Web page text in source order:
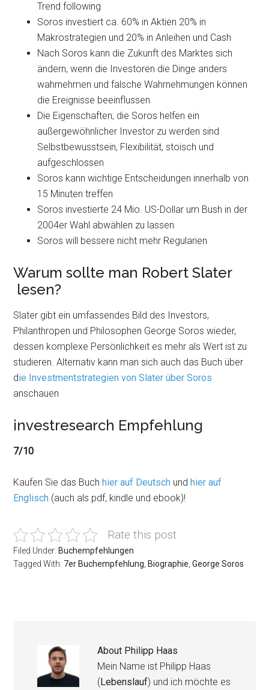
Trend following
Soros investiert ca. 60% in Aktien 20% in
Makrostrategien und 20% in Anleihen und Cash
Nach Soros kann die Zukunft des Marktes sich
ändern, wenn die Investoren die Dinge anders
wahrnehmen und falsche Wahrnehmungen können
die Ereignisse beeinflussen
Die Eigenschaften, die Soros helfen ein
außergewöhnlicher Investor zu werden sind
Selbstbewusstsein, Flexibilität, stoisch und
aufgeschlossen
Soros kann wichtige Entscheidungen innerhalb von
15 Minuten treffen
Soros investierte 24 Mio. US-Dollar um Bush in der
2004er Wahl abwählen zu lassen
Soros will bessere nicht mehr Regularien
Warum sollte man Robert Slater
lesen?
Slater gibt ein umfassendes Bild des Investors,
Philanthropen und Philosophen George Soros wieder,
dessen komplexe Persönlichkeit es mehr als Wert ist zu
studieren. Alternativ kann man sich auch das Buch über
die Investmentstrategien von Slater über Soros
anschauen
investresearch Empfehlung
7/10
Kaufen Sie das Buchhier auf Deutsch undhier auf
Englisch (auch als pdf, kindle und ebook)!
Rate this post
Filed Under: Buchempfehlungen
Tagged With: 7er Buchempfehlung Biographie ,George Soros
About Philipp Haas
Mein Name ist Philipp Haas
(Lebenslauf) und ich möchte es